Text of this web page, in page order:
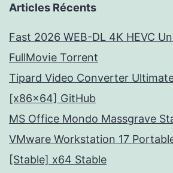
Articles Récents
Fast 2026 WEB-DL 4K HEVC
FullMov𝗂e Torrent
Tipard Video Converter
[x86x64] GitHub
MS Office Mondo Massgrave
VMware Workstation 17
[Stable] x64 Stable